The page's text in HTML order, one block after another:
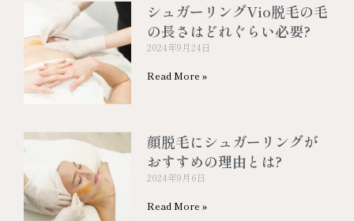
シュガーリングVio脱毛の毛
の長さはどれぐらい必要?
2024年9月24日
Read More »
顔脱毛にシュガーリングが
おすすめの理由とは?
2024年9月6日
Read More »